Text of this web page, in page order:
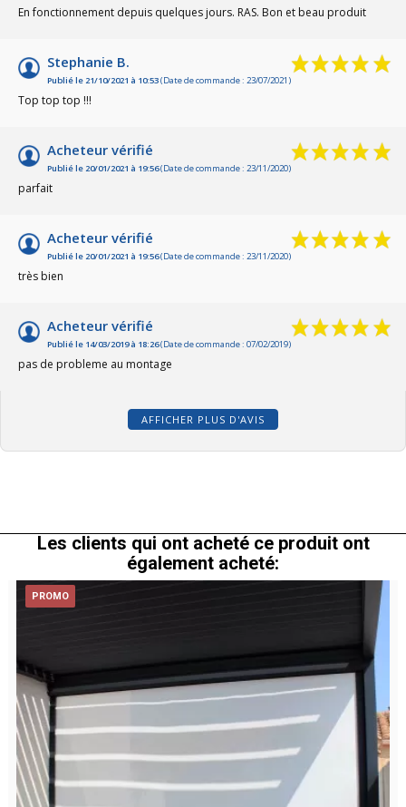
En fonctionnement depuis quelques jours. RAS. Bon et beau produit
Stephanie B.
Publié le 21/10/2021 à 10:53(Date de commande : 23/07/2021)
Top top top !!!
Acheteur vérifié
Publié le 20/01/2021 à 19:56(Date de commande : 23/11/2020)
parfait
Acheteur vérifié
Publié le 20/01/2021 à 19:56(Date de commande : 23/11/2020)
très bien
Acheteur vérifié
Publié le 14/03/2019 à 18:26(Date de commande : 07/02/2019)
pas de probleme au montage
AFFICHER PLUS D'AVIS
Les clients qui ont acheté ce produit ont
également acheté:
PROMO